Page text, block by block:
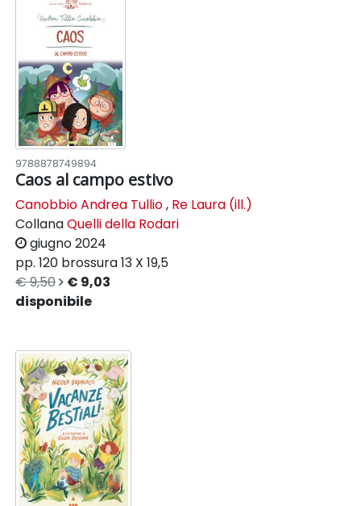
9788878749894
Caos al campo estivo
Canobbio Andrea Tullio, Re Laura (ill.)
CollanaQuelli della Rodari
giugno 2024
pp. 120 brossura13 X 19,5
€ 9,50
€ 9,03
disponibile